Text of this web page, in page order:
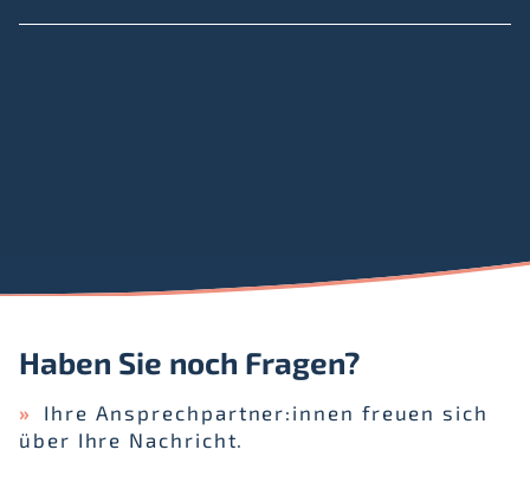
Haben Sie noch Fragen?
Ihre Ansprechpartner:innen freuen sich
über Ihre Nachricht.